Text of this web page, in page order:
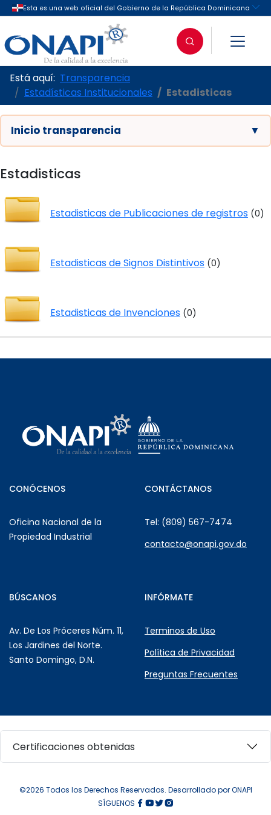
Está aquí: Transparencia
Estadísticas Institucionales
Estadisticas
Inicio transparencia ▼
Estadisticas
Estadisticas de Publicaciones de registros (0)
Estadisticas de Signos Distintivos (0)
Estadisticas de Invenciones (0)
CONÓCENOS
Oficina Nacional de la
Propiedad Industrial
CONTÁCTANOS
Tel: (809) 567-7474
contacto@onapi.gov.do
BÚSCANOS
Av. De Los Próceres Núm. 11,
Los Jardines del Norte.
Santo Domingo, D.N.
INFÓRMATE
Terminos de Uso
Política de Privacidad
Preguntas Frecuentes
Certificaciones obtenidas
©2026 Todos los Derechos Reservados. Desarrollado por ONAPI
SÍGUENOS